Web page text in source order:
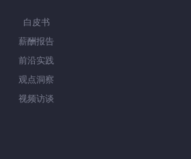
白皮书
薪酬报告
前沿实践
观点洞察
视频访谈